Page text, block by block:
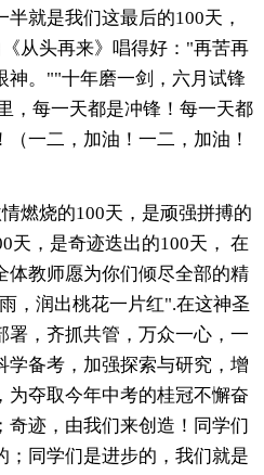
就是我们这最后的100天，
从头再来》唱得好："再苦再
神。""十年磨一剑，六月试锋
，每一天都是冲锋！每一天都
一二，加油！一二，加油！
燃烧的100天，是顽强拼搏的
天，是奇迹迭出的100天， 在
体教师愿为你们倾尽全部的精
，润出桃花一片红".在这神圣
署，齐抓共管，万众一心，一
学备考，加强探索与研究，增
为夺取今年中考的桂冠不懈奋
奇迹，由我们来创造！同学们
；同学们是进步的，我们就是